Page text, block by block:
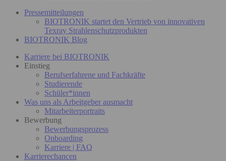
Pressemitteilungen
BIOTRONIK startet den Vertrieb von innovativen
Texray Strahlenschutzprodukten
BIOTRONIK Blog
Karriere bei BIOTRONIK
Einstieg
Berufserfahrene und Fachkräfte
Studierende
Schüler*innen
Was uns als Arbeitgeber ausmacht
Mitarbeiterportraits
Bewerbung
Bewerbungsprozess
Onboarding
Karriere | FAQ
Karrierechancen